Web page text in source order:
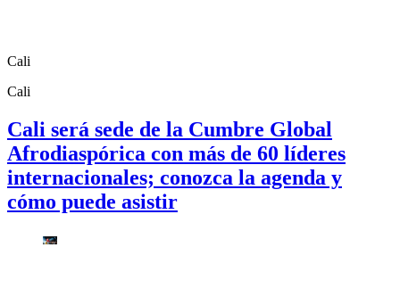
Cali
Cali
Cali será sede de la Cumbre Global
Afrodiaspórica con más de 60 líderes
internacionales; conozca la agenda y
cómo puede asistir